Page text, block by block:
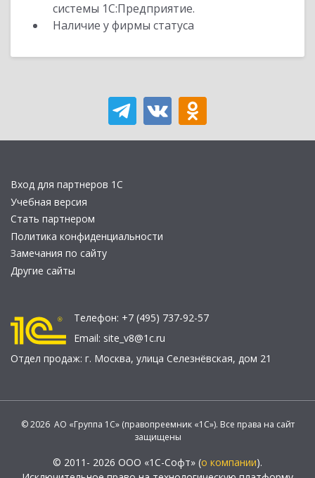
системы 1С:Предприятие.
Наличие у фирмы статуса
Вход для партнеров 1С
Учебная версия
Стать партнером
Политика конфиденциальности
Замечания по сайту
Другие сайты
Телефон: +7 (495) 737-92-57
Email: site_v8@1c.ru
Отдел продаж: г. Москва, улица Селезнёвская, дом 21
© 2026 АО «Группа 1С» (правопреемник «1С»). Все права на сайт
защищены
© 2011- 2026 ООО «1С-Софт» (о компании).